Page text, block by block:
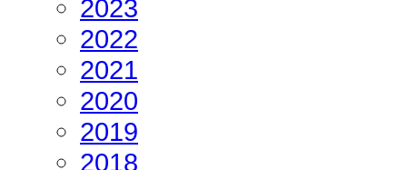
2023
2022
2021
2020
2019
2018